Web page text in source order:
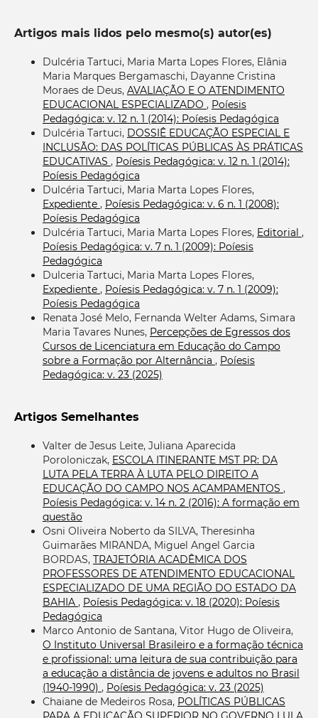
Artigos mais lidos pelo mesmo(s) autor(es)
Dulcéria Tartuci, Maria Marta Lopes Flores, Elânia
Maria Marques Bergamaschi, Dayanne Cristina
Moraes de Deus, AVALIAÇÃO E O ATENDIMENTO
EDUCACIONAL ESPECIALIZADO , Poíesis
Pedagógica: v. 12 n. 1 (2014): Poíesis Pedagógica
Dulcéria Tartuci, DOSSIÊ EDUCAÇÃO ESPECIAL E
INCLUSÃO: DAS POLÍTICAS PÚBLICAS ÀS PRÁTICAS
EDUCATIVAS , Poíesis Pedagógica: v. 12 n. 1 (2014):
Poíesis Pedagógica
Dulcéria Tartuci, Maria Marta Lopes Flores,
Expediente , Poíesis Pedagógica: v. 6 n. 1 (2008):
Poíesis Pedagógica
Dulcéria Tartuci, Maria Marta Lopes Flores, Editorial ,
Poíesis Pedagógica: v. 7 n. 1 (2009): Poíesis
Pedagógica
Dulceria Tartuci, Maria Marta Lopes Flores,
Expediente , Poíesis Pedagógica: v. 7 n. 1 (2009):
Poíesis Pedagógica
Renata José Melo, Fernanda Welter Adams, Simara
Maria Tavares Nunes, Percepções de Egressos dos
Cursos de Licenciatura em Educação do Campo
sobre a Formação por Alternância , Poíesis
Pedagógica: v. 23 (2025)
Artigos Semelhantes
Valter de Jesus Leite, Juliana Aparecida
Poroloniczak, ESCOLA ITINERANTE MST PR: DA
LUTA PELA TERRA À LUTA PELO DIREITO A
EDUCAÇÃO DO CAMPO NOS ACAMPAMENTOS ,
Poíesis Pedagógica: v. 14 n. 2 (2016): A formação em
questão
Osni Oliveira Noberto da SILVA, Theresinha
Guimarães MIRANDA, Miguel Angel Garcia
BORDAS, TRAJETÓRIA ACADÊMICA DOS
PROFESSORES DE ATENDIMENTO EDUCACIONAL
ESPECIALIZADO DE UMA REGIÃO DO ESTADO DA
BAHIA , Poíesis Pedagógica: v. 18 (2020): Poíesis
Pedagógica
Marco Antonio de Santana, Vitor Hugo de Oliveira,
O Instituto Universal Brasileiro e a formação técnica
e profissional: uma leitura de sua contribuição para
a educação a distância de jovens e adultos no Brasil
(1940-1990) , Poíesis Pedagógica: v. 23 (2025)
Chaiane de Medeiros Rosa, POLÍTICAS PÚBLICAS